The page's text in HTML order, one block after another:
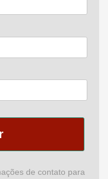
de contato para